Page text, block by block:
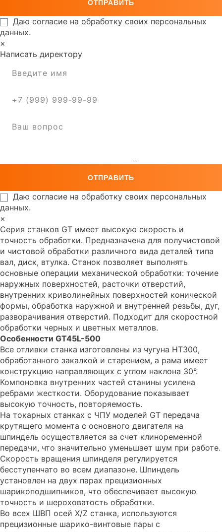
Даю согласие на обработку своих персональных
данных.
×
Написать директору
Даю согласие на обработку своих персональных
данных.
×
Серия станков GT имеет высокую скорость и
точность обработки. Предназначена для получистовой
и чистовой обработки различного вида деталей типа
вал, диск, втулка. Станок позволяет выполнять
основные операции механической обработки: точение
наружных поверхностей, расточки отверстий,
внутренних криволинейных поверхностей конической
формы, обработка наружной и внутренней резьбы, дуг,
разворачивания отверстий. Подходит для скоростной
обработки черных и цветных металлов.
Особенности GT45L-500
Все отливки станка изготовлены из чугуна HT300,
обработанного закалкой и старением, а рама имеет
конструкцию направляющих с углом наклона 30°.
Компоновка внутренних частей станины усилена
ребрами жесткости. Оборудование показывает
высокую точность, повторяемость.
На токарных станках с ЧПУ моделей GT передача
крутящего момента с основного двигателя на
шпиндель осуществляется за счет клиноременной
передачи, что значительно уменьшает шум при работе.
Скорость вращения шпинделя регулируется
бесступенчато во всем диапазоне. Шпиндель
установлен на двух парах прецизионных
шарикоподшипников, что обеспечивает высокую
точность и шероховатость обработки.
Во всех ШВП осей X/Z станка, используются
прецизионные шарико-винтовые пары с